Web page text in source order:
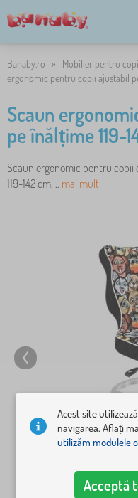
Banaby.ro » Mobilier pentru
ergonomic pentru copii ajustabil
Scaun
pe înălțime 119-
Scaun ergonomic pentru copii
119-142 cm. .. mai mult
Acest site
navigarea. Aflați
utilizăm modulele
Acceptă